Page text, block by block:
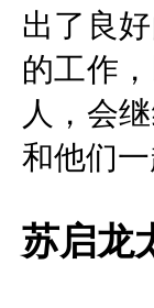
出了良
的工作
人，会
和他们一
苏启龙